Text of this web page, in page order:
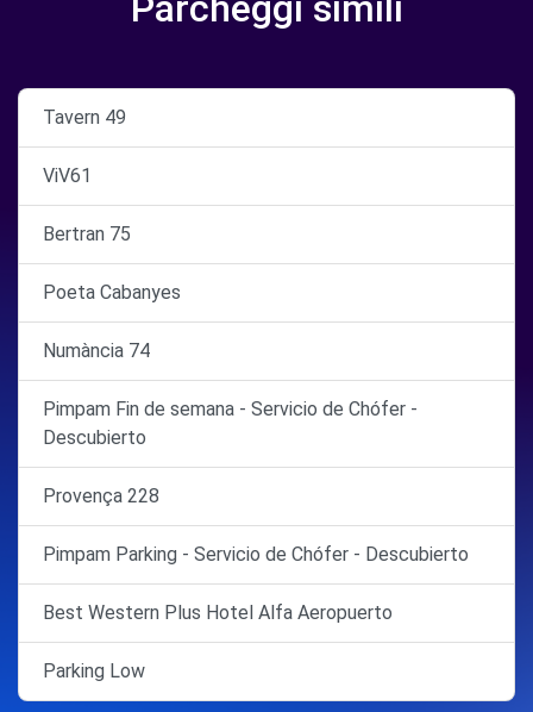
Tavern 49
ViV61
Bertran 75
Poeta Cabanyes
Numància 74
Pimpam Fin de semana - Servicio de Chófer -
Descubierto
Provença 228
Pimpam Parking - Servicio de Chófer - Descubierto
Best Western Plus Hotel Alfa Aeropuerto
Parking Low